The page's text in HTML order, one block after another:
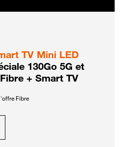
TV Mini LED
130Go 5G et
+ Smart TV
Fibre